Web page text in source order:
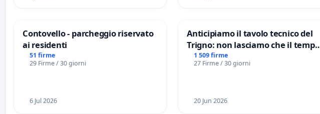
Contovello - parcheggio riservato
ai residenti
51 firme
29 Firme / 30 giorni
6 Jul 2026
Anticipiamo il tavolo tecnico del
Trigno: non lasciamo che il tempo
rallenti le ricerche di Domenico
Racanati
1 509 firme
27 Firme / 30 giorni
20 Jun 2026